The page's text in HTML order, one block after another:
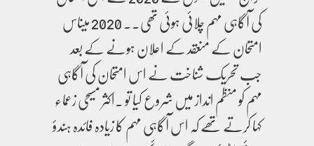
کی آگاہی مہم چلائی ہوئی تھی۔۔ 2020 میںاس
امتحان کے منعقد کے اعلان ہونے کے بعد
جب تحریک شناخت نے اس امتحان کی آگاہی
مہم کو منظم انداز میں شروع کیا تو ۔اکثر مسیحی زعماء
کہا کرتے تھے کہ اس آگاہی مہم کا زیادہ فائدہ ہندؤ